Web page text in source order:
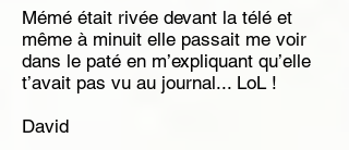
Mémé était rivée devant la télé et
même à minuit elle passait me voir
dans le paté en m’expliquant qu’elle
t’avait pas vu au journal... LoL !
David